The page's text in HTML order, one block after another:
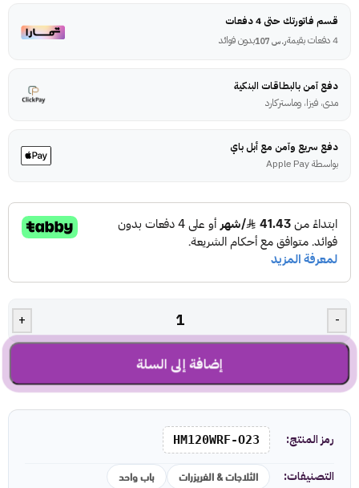
قسم فاتورتك حتى 4 دفعات
4 دفعات بقيمة
ر.س بدون فوائد
دفع آمن بالبطاقات البنكية
مدى، فيزا، وماستركارد
دفع سريع وآمن مع أبل باي
بواسطة Apple Pay
-
+
إضافة إلى السلة
رمز المنتج: HM120WRF-O23
التصنيفات: الثلاجات & الفريزرات باب واحد